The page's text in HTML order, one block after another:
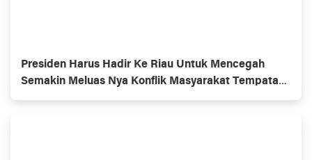
Presiden Harus Hadir Ke Riau Untuk Mencegah
Semakin Meluas Nya Konflik Masyarakat Tempatan
Dan Penerima KSO